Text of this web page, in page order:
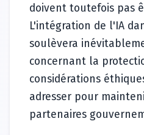
doivent toutefois pas
L'intégration de l'IA
soulèvera
concernant la
considérations
adresser pour
partenaires